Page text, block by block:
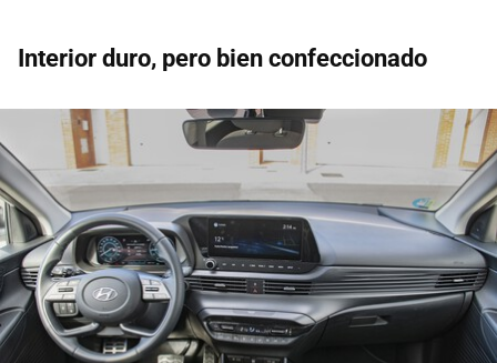
Interior duro, pero bien confeccionado